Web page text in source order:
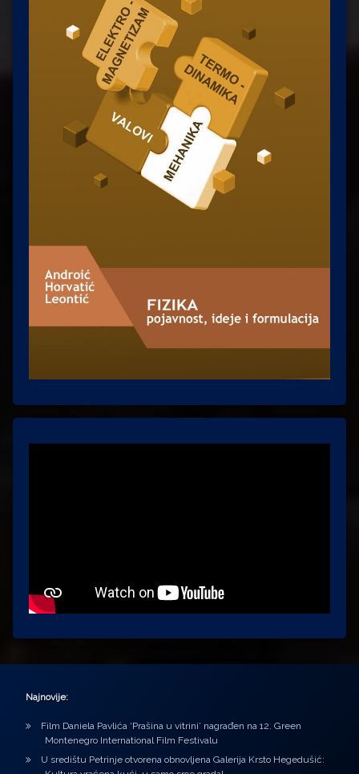
Najnovije:
Film Daniela Pavlića ‘Prašina u vitrini’ nagrađen na 12. Green
Montenegro International Film Festivalu
U središtu Petrinje otvorena obnovljena Galerija Krsto Hegedušić: